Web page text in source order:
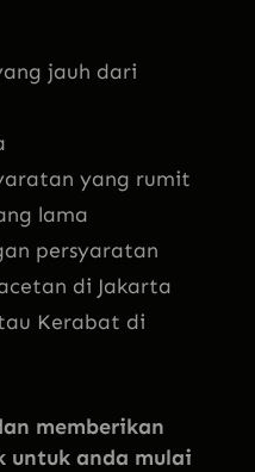
jauh dari
yang rumit
lama
persyaratan
di Jakarta
Kerabat di
memberikan
untuk anda mulai